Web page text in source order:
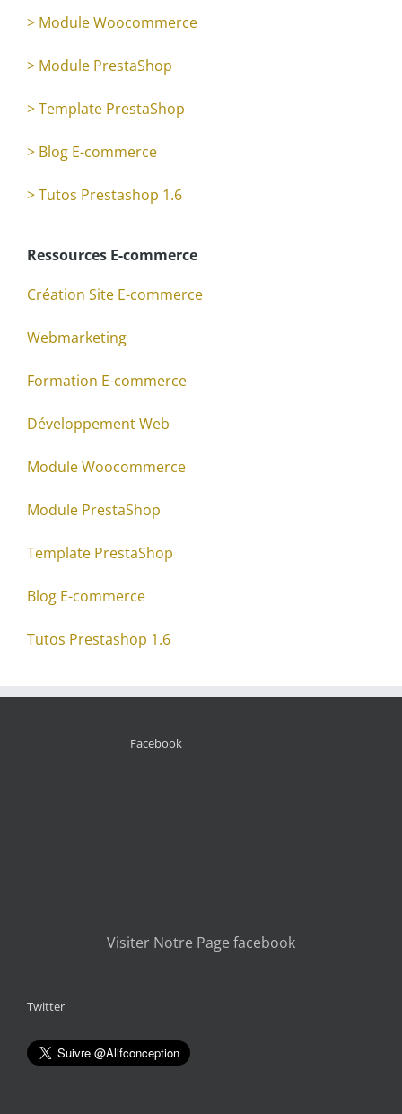
> Module Woocommerce
> Module PrestaShop
> Template PrestaShop
> Blog E-commerce
> Tutos Prestashop 1.6
Ressources E-commerce
Création Site E-commerce
Webmarketing
Formation E-commerce
Développement Web
Module Woocommerce
Module PrestaShop
Template PrestaShop
Blog E-commerce
Tutos Prestashop 1.6
Facebook
Visiter Notre Page facebook
Twitter